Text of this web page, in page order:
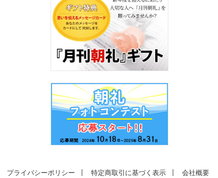
プライバシーポリシー 特定商取引に基づく表示 会社概要